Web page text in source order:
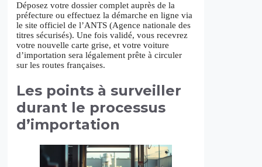
Déposez votre dossier complet auprès de la
préfecture ou effectuez la démarche en ligne via
le site officiel de l’ANTS (Agence nationale des
titres sécurisés). Une fois validé, vous recevrez
votre nouvelle carte grise, et votre voiture
d’importation sera légalement prête à circuler
sur les routes françaises.
Les points à surveiller
durant le processus
d’importation